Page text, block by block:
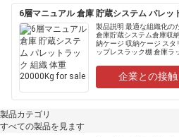
6層マニュアル 倉庫 貯蔵システム パレッ
製品説明 最適な組織化の
倉庫貯蔵システム倉庫収
納ケージ 収納ケージ スタ
ップレスラック棚 倉庫ラ
企業との接触
製品カテゴリ
すべての製品を見ます